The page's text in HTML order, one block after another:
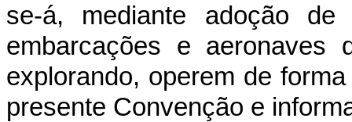
se-á, mediante adoção
embarcações e aeronaves
explorando, operem de
presente Convenção e